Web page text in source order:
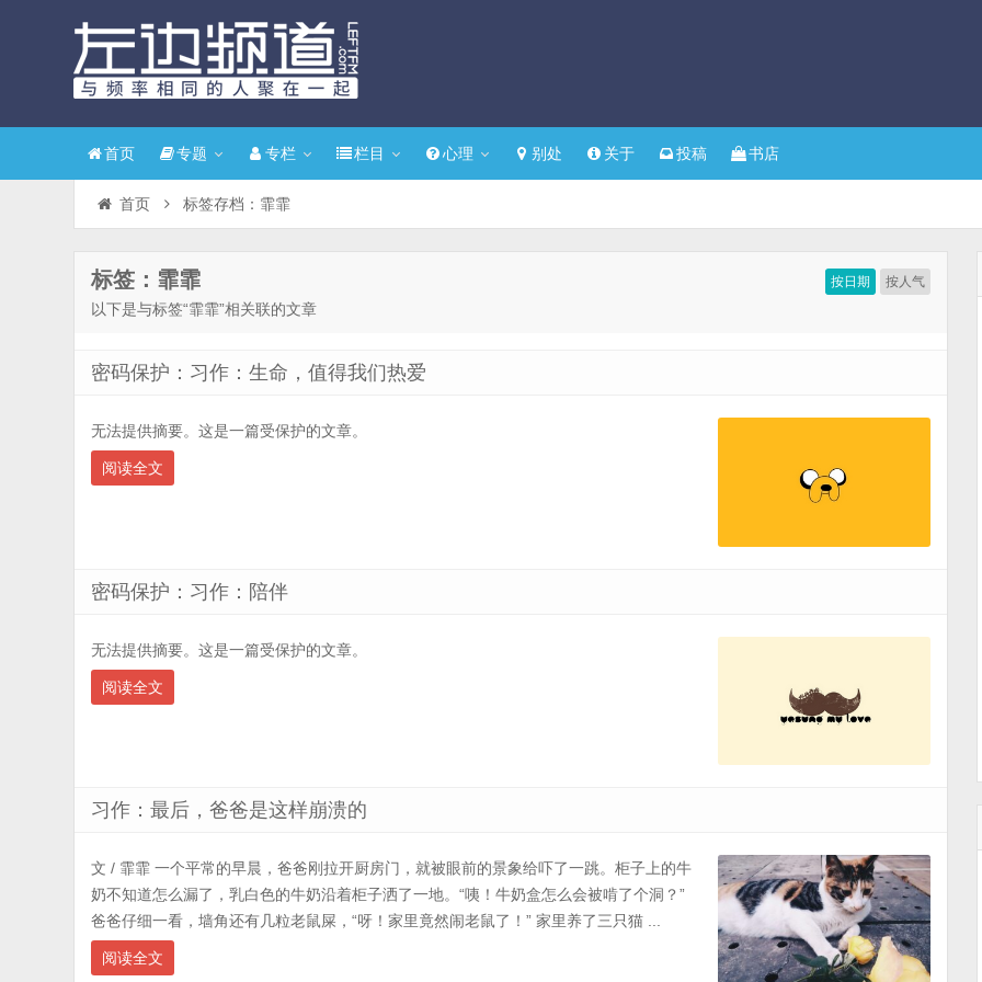
首页 专题 专栏 栏目 心理 别处 关于 投稿 书店
首页 标签存档：霏霏
按日期 按人气
标签：霏霏
以下是与标签“霏霏”相关联的文章
密码保护：习作：生命，值得我们热爱
无法提供摘要。这是一篇受保护的文章。
阅读全文
密码保护：习作：陪伴
无法提供摘要。这是一篇受保护的文章。
阅读全文
习作：最后，爸爸是这样崩溃的
文 / 霏霏 一个平常的早晨，爸爸刚拉开厨房门，就被眼前的景象给吓了一跳。柜子上的牛
奶不知道怎么漏了，乳白色的牛奶沿着柜子洒了一地。“咦！牛奶盒怎么会被啃了个洞？”
爸爸仔细一看，墙角还有几粒老鼠屎，“呀！家里竟然闹老鼠了！” 家里养了三只猫 ...
阅读全文